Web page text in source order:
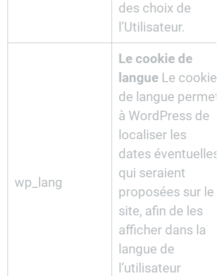
des choix de
l’Utilisateur.
wp_lang
Le cookie de
langueLe cookie
de langue permet
à WordPress de
localiser les
dates éventuelles
qui seraient
proposées sur le
site, afin de les
afficher dans la
langue de
l’utilisateur